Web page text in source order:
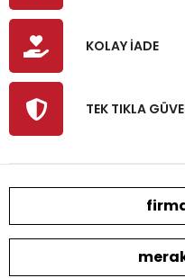
KOLAY İADE
TEK TIKLA